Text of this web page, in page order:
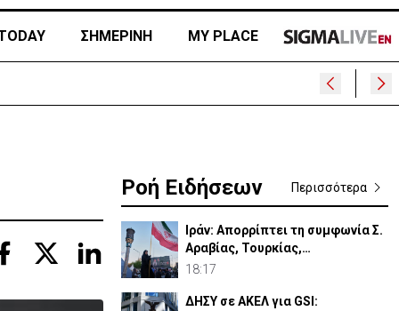
ΣΗΜΕΡΙΝΗ MY PLACE
Ροή Ειδήσεων Περισσότερα
Ιράν: Απορρίπτει τη συμφωνία Σ.
Αραβίας, Τουρκίας,
Πακιστάν-«Μόνο στα χαρτιά»
18:17
ΔΗΣΥ σε ΑΚΕΛ για GSI: